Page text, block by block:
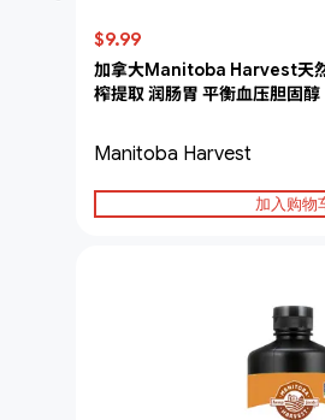
$9.99
加拿大Manitoba Harvest天
榨提取 润肠胃 平衡血压胆固醇
Manitoba Harvest
加入购物